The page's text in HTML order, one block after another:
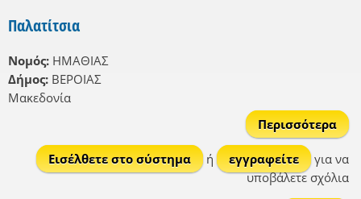
Παλατίτσια
Νομός: ΗΜΑΘΙΑΣ
Δήμος: ΒΕΡΟΙΑΣ
Μακεδονία
Περισσότερα
Εισέλθετε στο σύστημα
ή εγγραφείτε
για να
υποβάλετε σχόλια